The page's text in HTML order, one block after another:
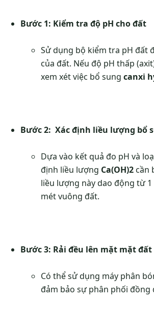
Bước 1: Kiểm tra độ pH cho đất
Sử dụng bộ kiểm tra pH đất
của đất. Nếu độ pH thấp
xem xét việc bổ sung canxi
Bước 2: Xác định liều lượng bổ
Dựa vào kết quả đo pH và
định liều lượng Ca(OH)2cần
liều lượng này dao động từ
mét vuông đất.
Bước 3: Rải đều lên mặt mặt đất
Có thể sử dụng máy phân
đảm bảo sự phân phối đồng